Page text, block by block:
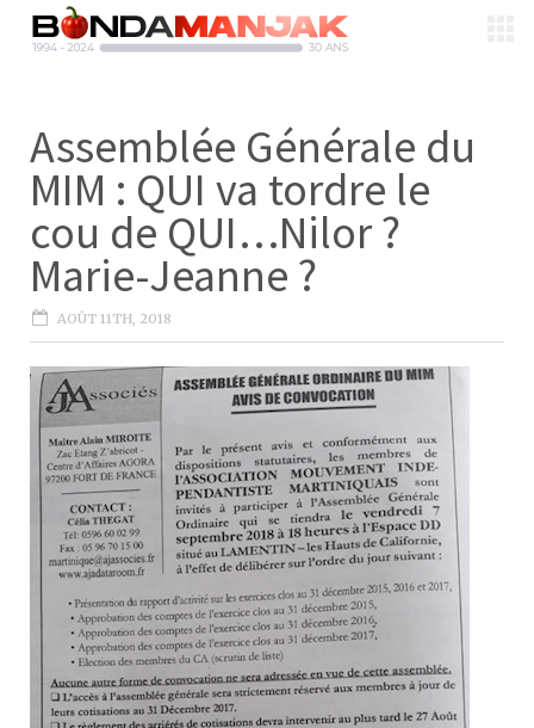
Assemblée Générale du
MIM : QUI va tordre le
cou de QUI…Nilor ?
Marie-Jeanne ?
AOÛT 11TH, 2018